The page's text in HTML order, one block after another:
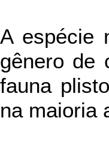
A espécie
gênero de
fauna
na maioria